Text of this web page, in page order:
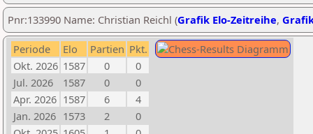
Pnr:133990 Name: Christian Reichl (Grafik Elo-Zeitreihe,
Periode Elo Partien Pkt.
Okt. 2026 1587 0
0
Jul. 2026
1587 0
0
Apr. 2026 1587 6
4
Jan. 2026 1573 2
0